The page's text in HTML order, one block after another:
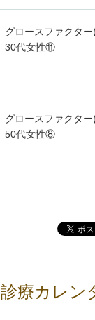
グロースファクタ
30代女性⑪
グロースファクタ
50代女性⑧
診療カレン